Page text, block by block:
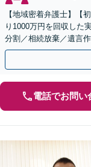
【地域密着弁護士】【
り1000万円を回収した
分割／相続放棄／遺言
せください【夜間・土
電話でお問い